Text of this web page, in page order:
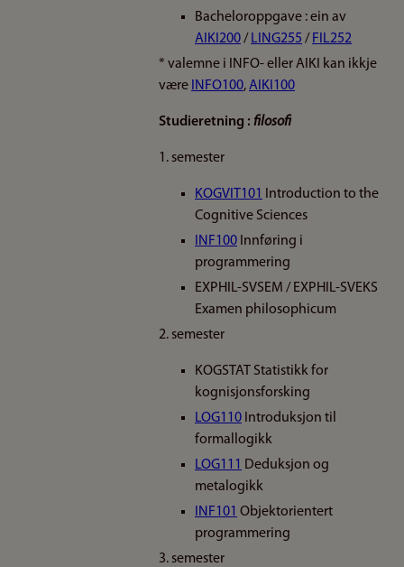
Bacheloroppgave : ein av
AIKI200/ LING255 / FIL252
* valemne i INFO- eller AIKI kan ikkje
være INFO100,AIKI100
Studieretning : filosofi
1. semester
KOGVIT101
Introduction to the
Cognitive Sciences
INF100 Innføring i
programmering
EXPHIL-SVSEM / EXPHIL-SVEKS
Examen philosophicum
2. semester
KOGSTAT Statistikk for
kognisjonsforsking
LOG110 Introduksjon til
formallogikk
LOG111 Deduksjon og
metalogikk
INF101 Objektorientert
programmering
3. semester